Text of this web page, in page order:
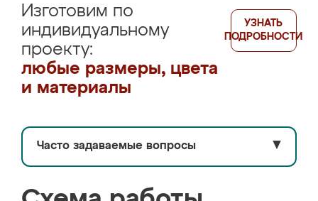
Изготовим по
индивидуальному
проекту:
любые размеры, цвета
и материалы
УЗНАТЬ
ПОДРОБНОСТИ
Часто задаваемые вопросы ▼